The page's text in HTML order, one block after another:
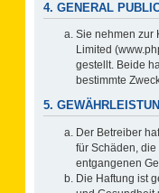
4. GENERAL
Sie nehmen zur
Limited
gestellt. Beide
bestimmte
5.
Der Betreiber
für Schäden,
entgangenen
Die Haftung ist